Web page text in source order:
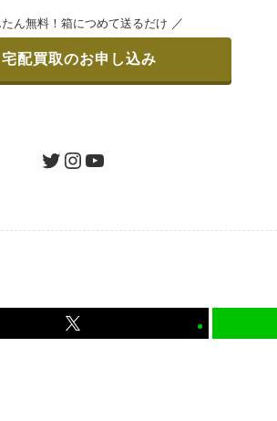
簡単にご利用いただけます。
ご納得いただければ、最短即日の入金が
です。（すべて弊社が負担いたします
たん無料！箱につめて送るだけ
ん無料！箱につめて送るだけ ／
宅配買取のお申し込み
ツイッターインスタグラムユーチューブ